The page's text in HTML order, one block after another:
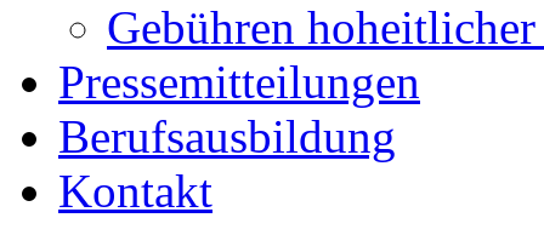
Gebühren
Pressemitteilungen
Berufsausbildung
Kontakt